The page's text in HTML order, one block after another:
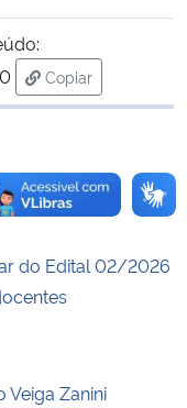
Copiar
para área de
do Edital 02/2026
Zanini